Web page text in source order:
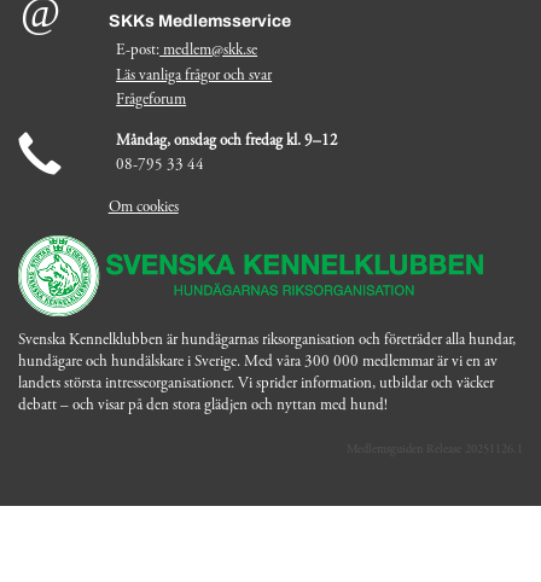
SKKs Medlemsservice
E-post: medlem@skk.se
Läs vanliga frågor och svar
Frågeforum
Måndag, onsdag och fredag kl. 9–12
08-795 33 44
Om cookies
Svenska Kennelklubben är hundägarnas riksorganisation och företräder alla hundar,
hundägare och hundälskare i Sverige. Med våra 300 000 medlemmar är vi en av
landets största intresseorganisationer. Vi sprider information, utbildar och väcker
debatt – och visar på den stora glädjen och nyttan med hund!
Medlemsguiden Release 20251126.1